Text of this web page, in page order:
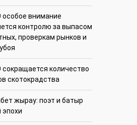
особое внимание
контролю за выпасом
проверкам рынков и
сокращается количество
скотокрадства
жырау: поэт и батыр
эпохи